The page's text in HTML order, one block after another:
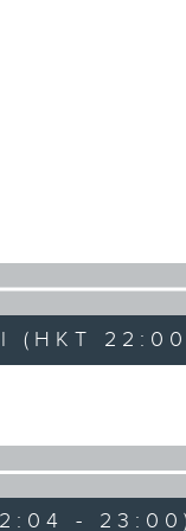
(HKT
-